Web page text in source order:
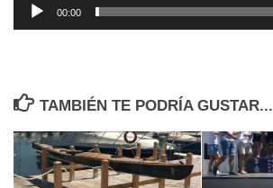
00:00
TAMBIÉN TE PODRÍA GUSTAR...